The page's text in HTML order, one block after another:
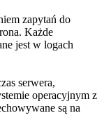
zapytań do
Każde
jest w logach
serwera,
operacyjnym z
są na